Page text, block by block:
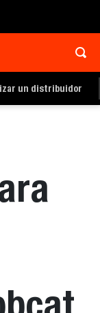
un distribuidor